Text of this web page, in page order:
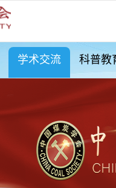
学术交流 科普教